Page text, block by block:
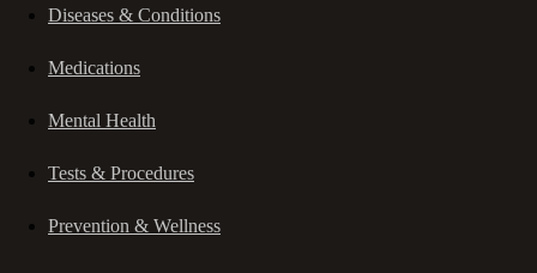
Diseases & Conditions
Medications
Mental Health
Tests & Procedures
Prevention & Wellness